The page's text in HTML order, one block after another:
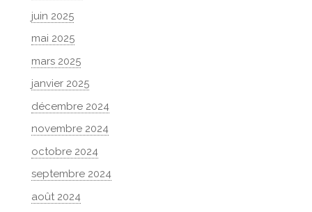
juin 2025
mai 2025
mars 2025
janvier 2025
décembre 2024
novembre 2024
octobre 2024
septembre 2024
août 2024